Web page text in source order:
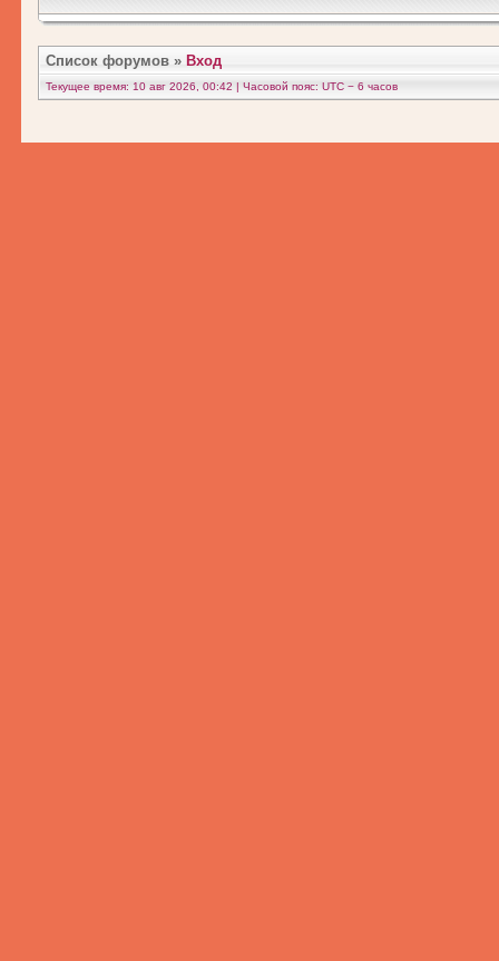
Список форумов » Вход
Текущее время: 10 авг 2026, 00:42 | Часовой пояс: UTC − 6 часов